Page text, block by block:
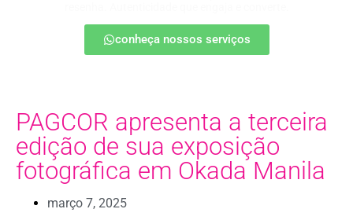
conheça nossos serviços
PAGCOR apresenta a terceira
edição de sua exposição
fotográfica em Okada Manila
março 7, 2025